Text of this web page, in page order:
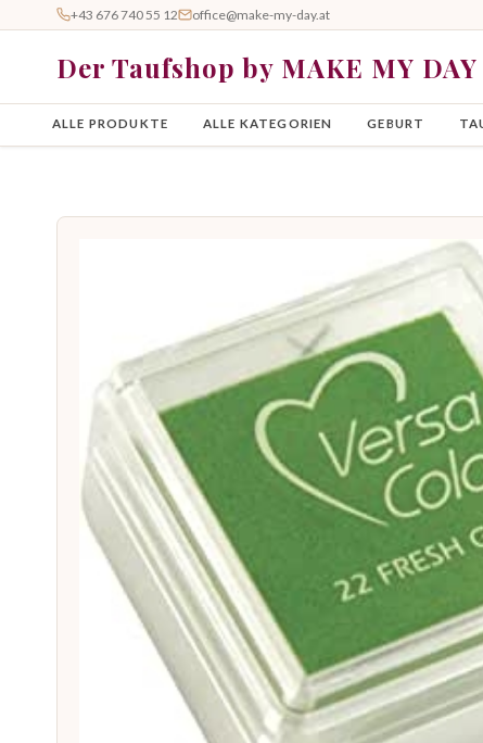
+43 676 740 55 12 office@make-my-day.at
Der Taufshop by MAKE MY DAY
ALLE PRODUKTE ALLE KATEGORIEN GEBURT